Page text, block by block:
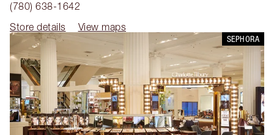
(780) 638-1642
Store details
View maps
SEPHORA